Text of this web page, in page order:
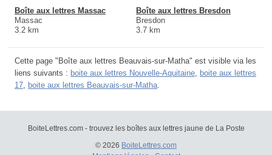
Boîte aux lettres Massac
Massac
3.2 km
Boîte aux lettres Bresdon
Bresdon
3.7 km
Cette page "Boîte aux lettres Beauvais-sur-Matha" est visible via les
liens suivants : boite aux lettres Nouvelle-Aquitaine boite aux lettres
17 boite aux lettres Beauvais-sur-Matha
BoiteLettres.com - trouvez les boîtes aux lettres jaune de La Poste
© 2026 BoiteLettres.com